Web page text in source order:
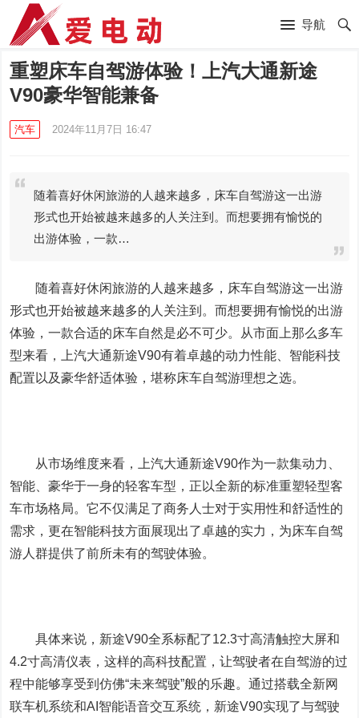
导航
重塑床车自驾游体验！上汽大通新途
V90豪华智能兼备
汽车 2024年11月7日 16:47
随着喜好休闲旅游的人越来越多，床车自驾游这一出游
形式也开始被越来越多的人关注到。而想要拥有愉悦的
出游体验，一款…
随着喜好休闲旅游的人越来越多，床车自驾游这一出游
形式也开始被越来越多的人关注到。而想要拥有愉悦的出游
体验，一款合适的床车自然是必不可少。从市面上那么多车
型来看，上汽大通新途V90有着卓越的动力性能、智能科技
配置以及豪华舒适体验，堪称床车自驾游理想之选。
从市场维度来看，上汽大通新途V90作为一款集动力、
智能、豪华于一身的轻客车型，正以全新的标准重塑轻型客
车市场格局。它不仅满足了商务人士对于实用性和舒适性的
需求，更在智能科技方面展现出了卓越的实力，为床车自驾
游人群提供了前所未有的驾驶体验。
具体来说，新途V90全系标配了12.3寸高清触控大屏和
4.2寸高清仪表，这样的高科技配置，让驾驶者在自驾游的过
程中能够享受到仿佛“未来驾驶”般的乐趣。通过搭载全新网
联车机系统和AI智能语音交互系统，新途V90实现了与驾驶